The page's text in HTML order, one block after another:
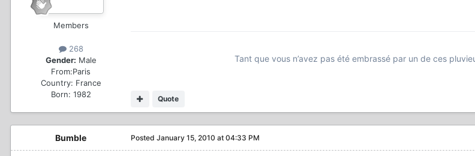
Members
268
Gender: Male
From:Paris
Country: France
Born: 1982
Quote
Tant que vous n’avez pas été embrassé par un de ces
Bumble Posted January 15, 2010 at 04:33 PM